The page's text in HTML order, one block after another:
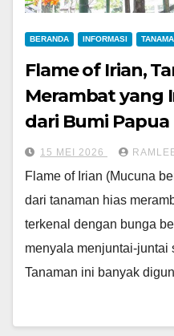
BERANDA INFORMASI
Flame of Irian,
Merambat yang
dari Bumi Papua
15 MEI 2026
Flame of Irian (Mucuna
dari tanaman hias
terkenal dengan bunga
menyala menjuntai-juntai
Tanaman ini banyak